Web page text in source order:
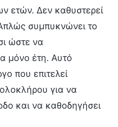
ετών. Δεν καθυστερεί
συμπυκνώνει το
ώστε να
μόνο έτη. Αυτό
που επιτελεί
για να
και να καθοδηγήσει